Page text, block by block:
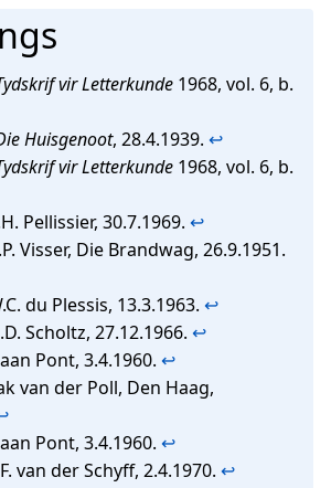
vir Letterkunde 1968, vol. 6, b.
Huisgenoot, 28.4.1939. ↩
vir Letterkunde 1968, vol. 6, b.
Pellissier, 30.7.1969. ↩
Visser, Die Brandwag, 26.9.1951.
du Plessis, 13.3.1963. ↩
Scholtz, 27.12.1966. ↩
Pont, 3.4.1960. ↩
van der Poll, Den Haag,
Pont, 3.4.1960. ↩
van der Schyff, 2.4.1970. ↩